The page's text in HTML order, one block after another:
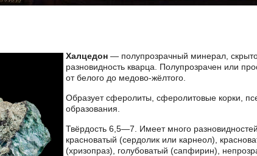
Халцедон — полупрозрачный минерал,
разновидность кварца. Полупрозрачен или
от белого до медово-жёлтого.
Образует сферолиты, сферолитовые корки,
образования.
Твёрдость 6,5—7. Имеет много
красноватый (сердолик или карнеол),
(хризопраз), голубоватый (сапфирин),